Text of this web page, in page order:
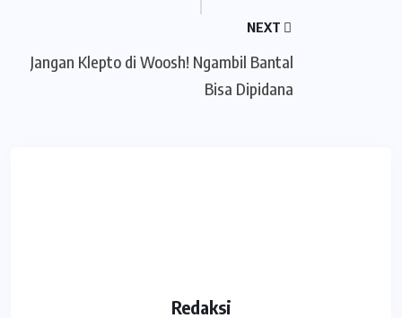
NEXT
Jangan Klepto di Woosh! Ngambil Bantal
Bisa Dipidana
Redaksi